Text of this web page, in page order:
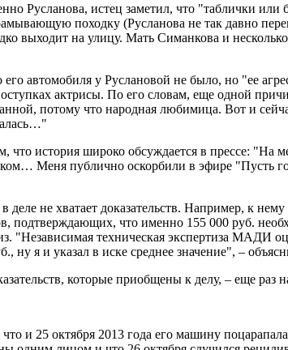
Русланова, истец заметил, что "таблички
походку (Русланова не так давно
выходит на улицу. Мать Симанкова и
автомобиля у Руслановой не было, но "ее
актрисы. По его словам, еще одной
потому что народная любимица. Вот и
что история широко обсуждается в прессе:
Меня публично оскорбили в эфире "Пусть
деле не хватает доказательств. Например, к
подтверждающих, что именно 155 000 руб.
"Независимая техническая экспертиза
ну я и указал в иске среднее значение", –
которые приобщены к делу, – еще раз
и 25 октября 2013 года его машину